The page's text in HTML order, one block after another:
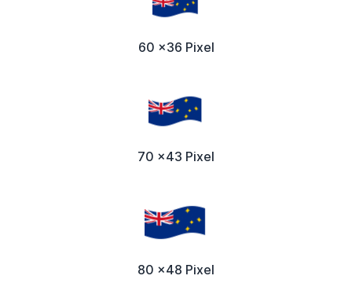
60 x36 Pixel
70 x43 Pixel
80 x48 Pixel